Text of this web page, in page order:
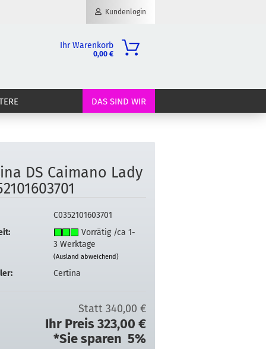
Kundenlogin
Ihr Warenkorb
0,00 €
DAS SIND WIR
DS Cai­ma­no Lady
C0352101603701
Vorrätig /ca 1-
3 Werktage
(Ausland abweichend)
Certina
Statt 340,00 €
Ihr Preis 323,00 €
*Sie sparen 5%